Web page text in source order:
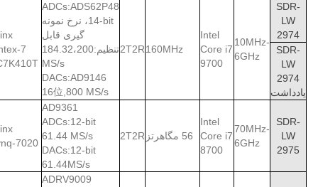
SDR-
LW
2974
10MHz-
6GHz
Intel
Core i7
9700
160MHz
2T2R
ADCs:ADS62P48
14-bit، نرخ نمونه
گیری قابل
تنظیم:184.32،200
MS/s
DACs:AD9146
16位,800 MS/s
7
SDR-
LW
2974
یادداشت
SDR-
LW
2975
70MHz-
6GHz
Intel
Core i7
8700
56 مگاهرتز 2T2R
AD9361
ADCs:12-bit
61.44 MS/s
DACs:12-bit
61.44MS/s
7020
ADRV9009